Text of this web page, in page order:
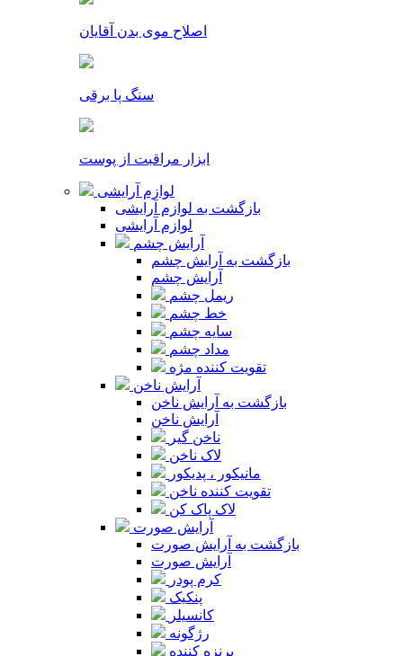
اصلاح موی بدن آقایان
سنگ پا برقی
ابزار مراقبت از پوست
لوازم آرایشی
بازگشت به لوازم آرایشی
لوازم آرایشی
آرایش چشم
بازگشت به آرایش چشم
آرایش چشم
ریمل چشم
خط چشم
سایه چشم
مداد چشم
تقویت کننده مژه
آرایش ناخن
بازگشت به آرایش ناخن
آرایش ناخن
ناخن گیر
لاک ناخن
مانیکور ، پدیکور
تقویت کننده ناخن
لاک پاک کن
آرایش صورت
بازگشت به آرایش صورت
آرایش صورت
کرم پودر
پنکیک
کانسیلر
رژگونه
برنزه کننده